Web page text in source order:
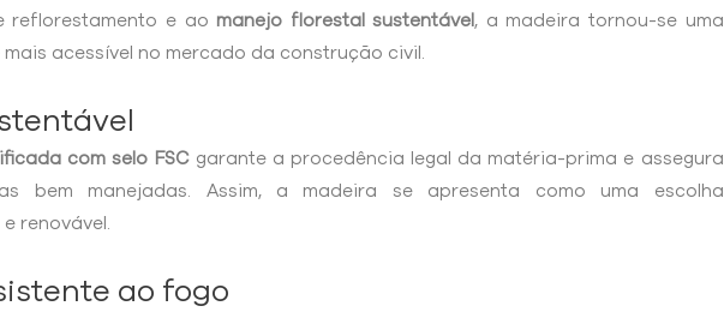
e ao manejo florestal sustentável , a madeira tornou-se uma
acessível no mercado da construção civil.
com selo FSCgarante a procedência legal da matéria-prima e assegura
bem manejadas. Assim, a madeira se apresenta como uma escolha
renovável.
ao fogo